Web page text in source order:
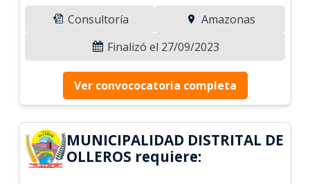
Consultoría
Amazonas
Finalizó el 27/09/2023
Ver convococatoria completa
MUNICIPALIDAD DISTRITAL DE
OLLEROS requiere: